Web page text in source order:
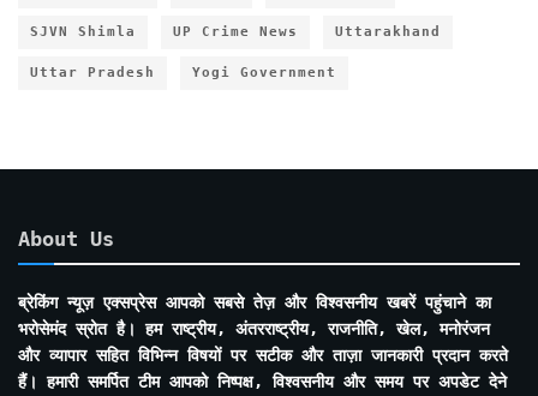
SJVN Shimla UP Crime News Uttarakhand
Uttar Pradesh Yogi Government
About Us
ब्रेकिंग न्यूज़ एक्सप्रेस आपको सबसे तेज़ और विश्वसनीय खबरें पहुंचाने का
भरोसेमंद स्रोत है। हम राष्ट्रीय, अंतरराष्ट्रीय, राजनीति, खेल, मनोरंजन
और व्यापार सहित विभिन्न विषयों पर सटीक और ताज़ा जानकारी प्रदान करते
हैं। हमारी समर्पित टीम आपको निष्पक्ष, विश्वसनीय और समय पर अपडेट देने